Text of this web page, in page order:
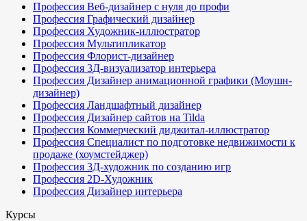
Профессия Веб-дизайнер с нуля до профи
Профессия Графический дизайнер
Профессия Художник-иллюстратор
Профессия Мультипликатор
Профессия Флорист-дизайнер
Профессия 3Д-визуализатор интерьера
Профессия Дизайнер анимационной графики (Моушн-
дизайнер)
Профессия Ландшафтный дизайнер
Профессия Дизайнер сайтов на Tilda
Профессия Коммерческий диджитал-иллюстратор
Профессия Специалист по подготовке недвижимости к
продаже (хоумстейджер)
Профессия 3Д-художник по созданию игр
Профессия 2D-Художник
Профессия Дизайнер интерьера
Курсы